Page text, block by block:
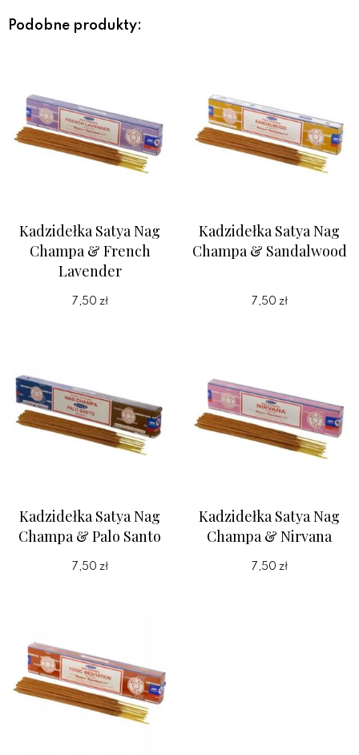
Podobne produkty:
Kadzidełka Satya Nag
Champa & French
Lavender
7,50 zł
Kadzidełka Satya Nag
Champa & Sandalwood
7,50 zł
Kadzidełka Satya Nag
Champa & Palo Santo
7,50 zł
Kadzidełka Satya Nag
Champa & Nirvana
7,50 zł